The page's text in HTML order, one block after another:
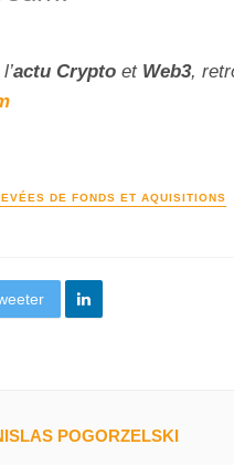
actu Crypto et Web3,
DE FONDS ET AQUISITIONS
POGORZELSKI